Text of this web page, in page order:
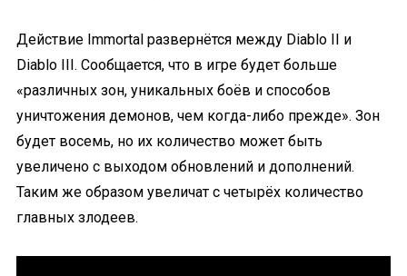
Действие Immortal развернётся между Diablo II и
Diablo III. Сообщается, что в игре будет больше
«различных зон, уникальных боёв и способов
уничтожения демонов, чем когда-либо прежде». Зон
будет восемь, но их количество может быть
увеличено с выходом обновлений и дополнений.
Таким же образом увеличат с четырёх количество
главных злодеев.